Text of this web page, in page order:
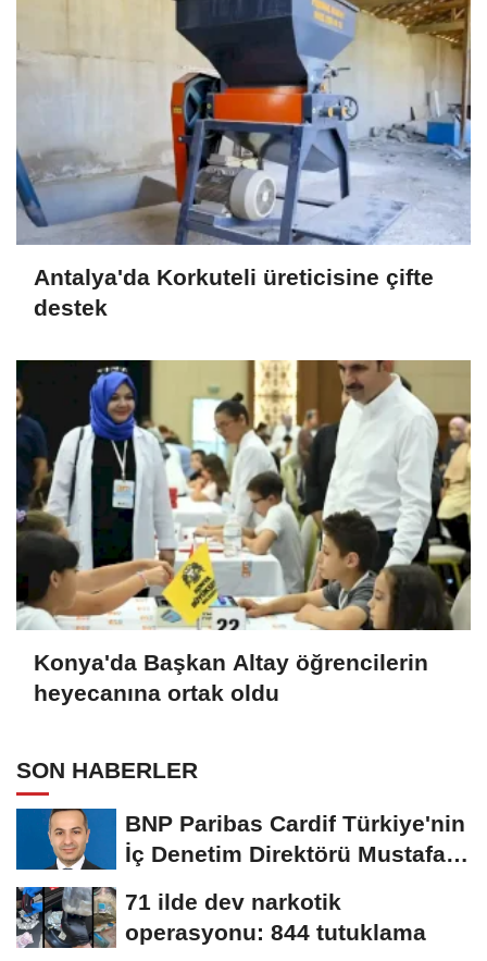
Antalya'da Korkuteli üreticisine çifte
destek
Konya'da Başkan Altay öğrencilerin
heyecanına ortak oldu
SON HABERLER
BNP Paribas Cardif Türkiye'nin
İç Denetim Direktörü Mustafa
71 ilde dev narkotik
operasyonu: 844 tutuklama